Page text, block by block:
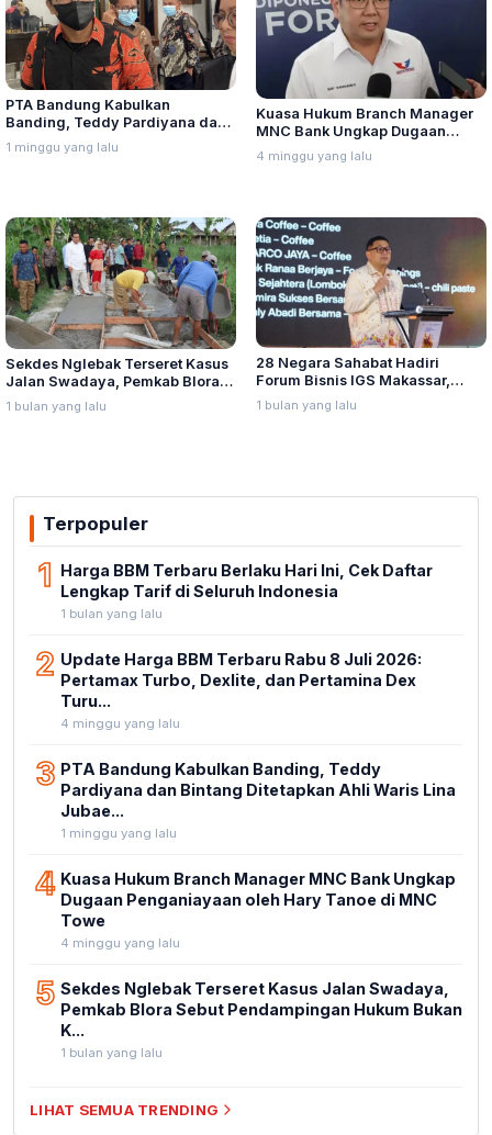
PTA Bandung Kabulkan
Banding, Teddy Pardiyana dan
Bintang Ditetapkan Ahli Waris
Lina Jubaedah
1 minggu yang lalu
Kuasa Hukum Branch Manager
MNC Bank Ungkap Dugaan
Penganiayaan oleh Hary Tanoe
di MNC Towe
4 minggu yang lalu
Sekdes Nglebak Terseret Kasus
Jalan Swadaya, Pemkab Blora
Sebut Pendampingan Hukum
Bukan Kewenangannya
1 bulan yang lalu
28 Negara Sahabat Hadiri
Forum Bisnis IGS Makassar,
Munafri Tawarkan Investasi
Stadion Untia
1 bulan yang lalu
Terpopuler
1 Harga BBM Terbaru Berlaku Hari Ini, Cek Daftar
Lengkap Tarif di Seluruh Indonesia
1 bulan yang lalu
2 Update Harga BBM Terbaru Rabu 8 Juli 2026:
Pertamax Turbo, Dexlite, dan Pertamina Dex
Turu...
4 minggu yang lalu
3 PTA Bandung Kabulkan Banding, Teddy
Pardiyana dan Bintang Ditetapkan Ahli Waris Lina
Jubae...
1 minggu yang lalu
4 Kuasa Hukum Branch Manager MNC Bank Ungkap
Dugaan Penganiayaan oleh Hary Tanoe di MNC
Towe
4 minggu yang lalu
5 Sekdes Nglebak Terseret Kasus Jalan Swadaya,
Pemkab Blora Sebut Pendampingan Hukum Bukan
K...
1 bulan yang lalu
LIHAT SEMUA TRENDING